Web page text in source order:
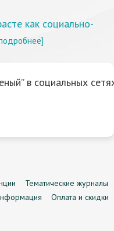
как социально-
в социальных
Тематические журналы
Оплата и скидки